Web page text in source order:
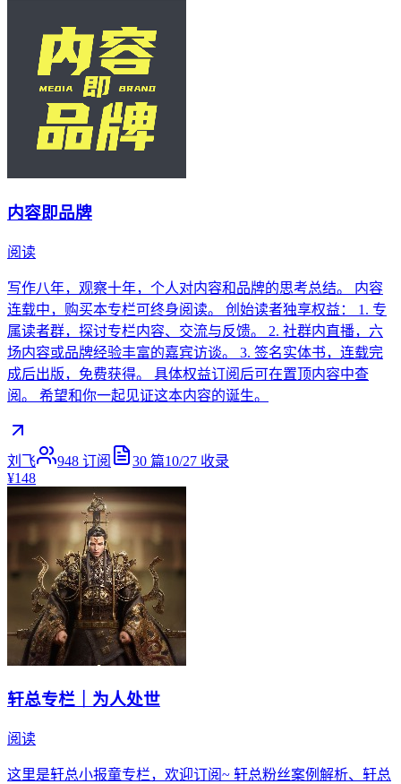
内容即品牌
阅读
写作八年，观察十年，个人对内容和品牌的思考总结。 内容
连载中，购买本专栏可终身阅读。 创始读者独享权益： 1. 专
属读者群，探讨专栏内容、交流与反馈。 2. 社群内直播，六
场内容或品牌经验丰富的嘉宾访谈。 3. 签名实体书，连载完
成后出版，免费获得。 具体权益订阅后可在置顶内容中查
阅。 希望和你一起见证这本内容的诞生。
刘飞 948 订阅 30 篇10/27 收录
¥148
轩总专栏｜为人处世
阅读
这里是轩总小报童专栏，欢迎订阅~ 轩总粉丝案例解析、轩总